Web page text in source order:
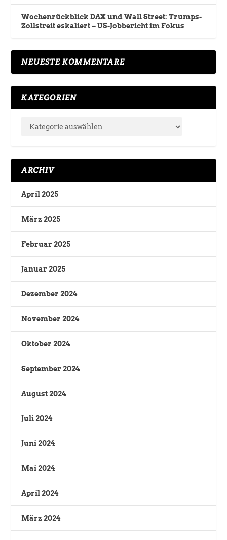
Wochenrückblick DAX und Wall Street: Trumps-
Zollstreit eskaliert – US-Jobbericht im Fokus
NEUESTE KOMMENTARE
KATEGORIEN
ARCHIV
April 2025
März 2025
Februar 2025
Januar 2025
Dezember 2024
November 2024
Oktober 2024
September 2024
August 2024
Juli 2024
Juni 2024
Mai 2024
April 2024
März 2024